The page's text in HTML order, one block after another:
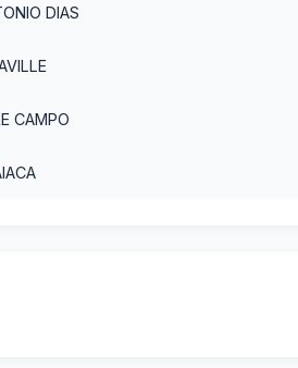
DIAS
CAMPO